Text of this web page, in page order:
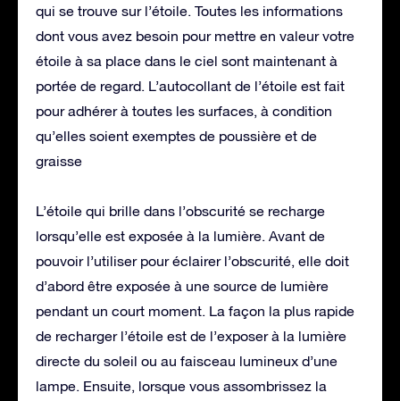
qui se trouve sur l’étoile. Toutes les informations
dont vous avez besoin pour mettre en valeur votre
étoile à sa place dans le ciel sont maintenant à
portée de regard. L’autocollant de l’étoile est fait
pour adhérer à toutes les surfaces, à condition
qu’elles soient exemptes de poussière et de
graisse
L’étoile qui brille dans l’obscurité se recharge
lorsqu’elle est exposée à la lumière. Avant de
pouvoir l’utiliser pour éclairer l’obscurité, elle doit
d’abord être exposée à une source de lumière
pendant un court moment. La façon la plus rapide
de recharger l’étoile est de l’exposer à la lumière
directe du soleil ou au faisceau lumineux d’une
lampe. Ensuite, lorsque vous assombrissez la